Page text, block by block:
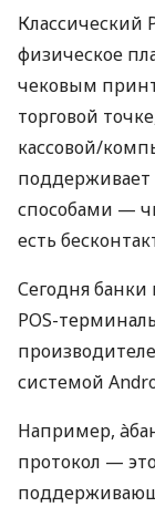
Классический
физическое
чековым
торговой
кассовой/
способами —
есть
Сегодня
POS-
системой
Например,
протокол —